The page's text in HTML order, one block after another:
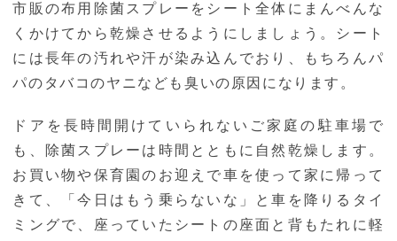
市販の布用除菌スプレーをシート全体にまんべんな
くかけてから乾燥させるようにしましょう。シート
には長年の汚れや汗が染み込んでおり、もちろんパ
パのタバコのヤニなども臭いの原因になります。
ドアを長時間開けていられないご家庭の駐車場で
も、除菌スプレーは時間とともに自然乾燥します。
お買い物や保育園のお迎えで車を使って家に帰って
きて、「今日はもう乗らないな」と車を降りるタイ
ミングで、座っていたシートの座面と背もたれに軽